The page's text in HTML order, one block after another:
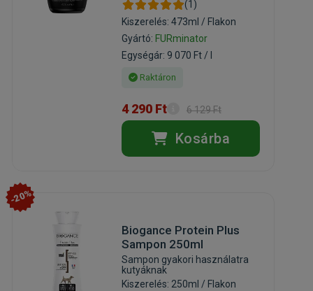
(1)
Kiszerelés: 473ml / Flakon
Gyártó: FURminator
Egységár: 9 070 Ft / l
Raktáron
4 290 Ft 6 129 Ft
Kosárba
-20%
Biogance Protein Plus
Sampon 250ml
Sampon gyakori használatra
kutyáknak
Kiszerelés: 250ml / Flakon